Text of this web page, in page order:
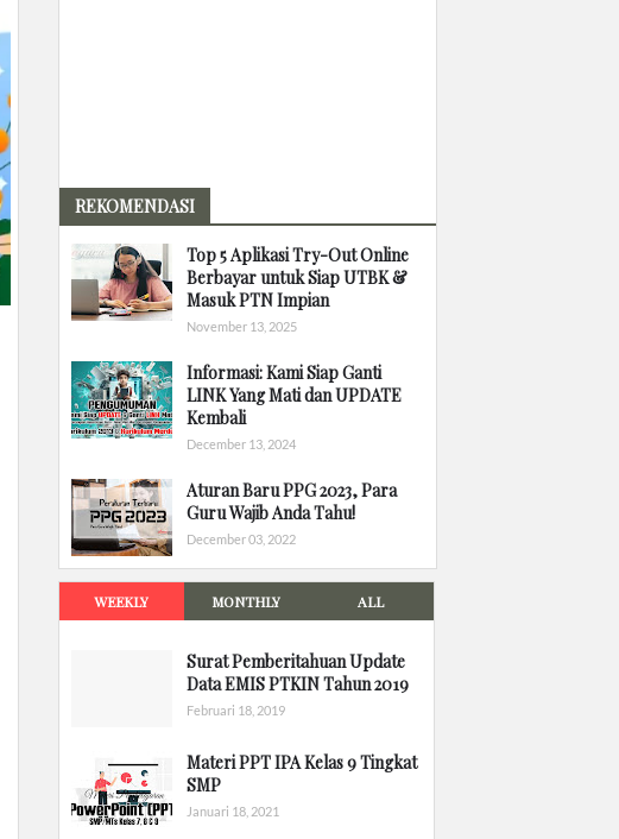
REKOMENDASI
Top 5 Aplikasi Try-Out Online
Berbayar untuk Siap UTBK &
Masuk PTN Impian
November 13, 2025
Informasi: Kami Siap Ganti
LINK Yang Mati dan UPDATE
Kembali
December 13, 2024
Aturan Baru PPG 2023, Para
Guru Wajib Anda Tahu!
December 03, 2022
WEEKLY MONTHLY ALL
Surat Pemberitahuan Update
Data EMIS PTKIN Tahun 2019
Februari 18, 2019
Materi PPT IPA Kelas 9 Tingkat
SMP
Januari 18, 2021